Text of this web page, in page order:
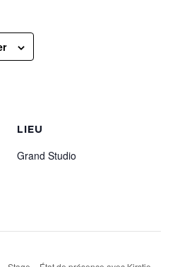
LIEU
Grand Studio